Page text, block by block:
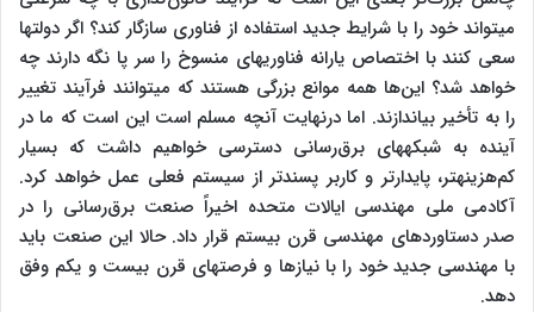
می‎تواند خود را با شرایط جدید استفاده از فناوری سازگار کند؟ اگر دولت‎ها
سعی کنند با اختصاص یارانه فناوری‎های منسوخ را سر پا نگه دارند چه
خواهد شد؟ این‌ها همه موانع بزرگی هستند که می‎توانند فرآیند تغییر
را به تأخیر بیاندازند. اما درنهایت آنچه مسلم است این است که ما در
آینده به شبکه‎های برق‌رسانی دسترسی خواهیم داشت که بسیار
کم‌هزینه‎تر، پایدارتر و کاربر پسندتر از سیستم فعلی عمل خواهد کرد.
آکادمی‎ ملی مهندسی ایالات متحده اخیراً صنعت برق‌رسانی را در
صدر دستاوردهای مهندسی قرن بیستم قرار داد. حالا این صنعت باید
با مهندسی جدید خود را با نیازها و فرصت‎های قرن بیست و یکم وفق
دهد.